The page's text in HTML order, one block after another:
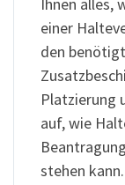
einer
den
Platzierung
auf, wie
stehen kann.